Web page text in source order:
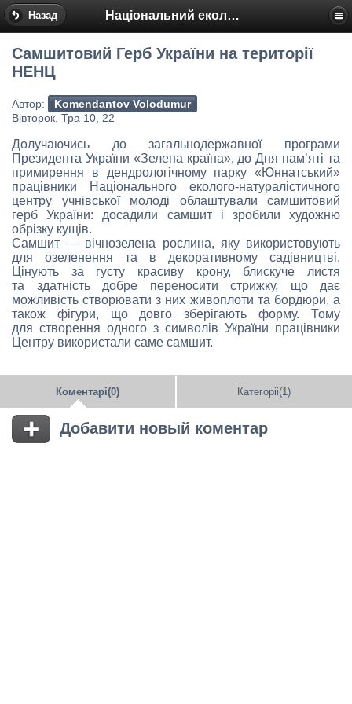
Назад Національний еколого-натуралістичний центр
Самшитовий Герб України на території
НЕНЦ
Автор:
Komendantov Volodumur
Вівторок, Тра 10, 22
Долучаючись до загальнодержавної програми
Президента України «Зелена країна», до Дня пам’яті та
примирення в дендрологічному парку «Юннатський»
працівники Національного еколого-натуралістичного
центру учнівської молоді облаштували самшитовий
герб України: досадили самшит і зробили художню
обрізку кущів.
Самшит — вічнозелена рослина, яку використовують
для озеленення та в декоративному садівництві.
Цінують за густу красиву крону, блискуче листя
та здатність добре переносити стрижку, що дає
можливість створювати з них живоплоти та бордюри, а
також фігури, що довго зберігають форму. Тому
для створення одного з символів України працівники
Центру використали саме самшит.
Коментарі(0) Категоріі(1)
Добавити новый коментар